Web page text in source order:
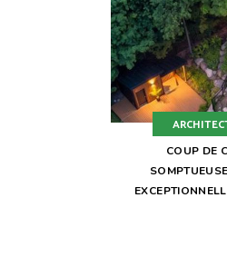
COUP DE